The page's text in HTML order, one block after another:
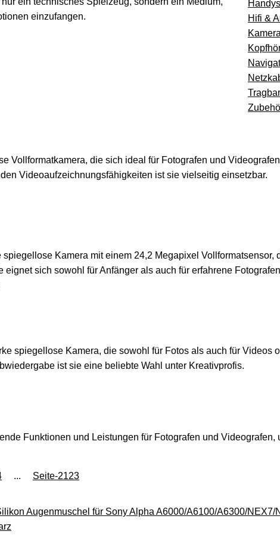
Hifi &
einzufangen.
Vollformatkamera, die sich ideal für Fotografen und
Videoaufzeichnungsfähigkeiten ist sie vielseitig einsetzbar.
Kamera mit einem 24,2 Megapixel Vollformatsensor,
eignet sich sowohl für Anfänger als auch für erfahrene
spiegellose Kamera, die sowohl für Fotos als auch für Videos
ist sie eine beliebte Wahl unter Kreativprofis.
Funktionen und Leistungen für Fotografen und Videografen,
... Seite-2123
Augenmuschel für Sony Alpha A6000/A6100/A6300/